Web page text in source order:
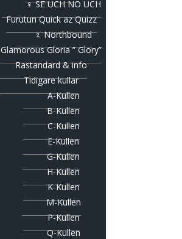
♀ SE UCH NO UCH
Furutun Quick az Quizz
♀ Northbound
Glamorous Gloria ” Glory”
Rastandard & info
Tidigare kullar
A-Kullen
B-Kullen
C-Kullen
E-Kullen
G-Kullen
H-Kullen
K-Kullen
M-Kullen
P-Kullen
Q-Kullen